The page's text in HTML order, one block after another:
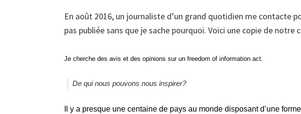
En août 2016, un journaliste d’un grand quotidien me contacte
pas publiée sans que je sache pourquoi. Voici une copie de notre
Je cherche des avis et des opinions sur un freedom of information act.
De qui nous pouvons nous inspirer?
Il y a presque une centaine de pays au monde disposant d’une